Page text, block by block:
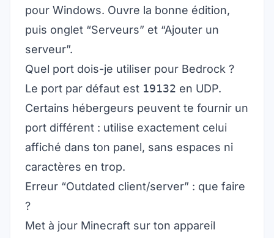
pour Windows. Ouvre la bonne édition,
puis onglet “Serveurs” et “Ajouter un
serveur”.
Quel port dois-je utiliser pour Bedrock ?
Le port par défaut est 19132 en UDP.
Certains hébergeurs peuvent te fournir un
port différent : utilise exactement celui
affiché dans ton panel, sans espaces ni
caractères en trop.
Erreur “Outdated client/server” : que faire
?
Met à jour Minecraft sur ton appareil